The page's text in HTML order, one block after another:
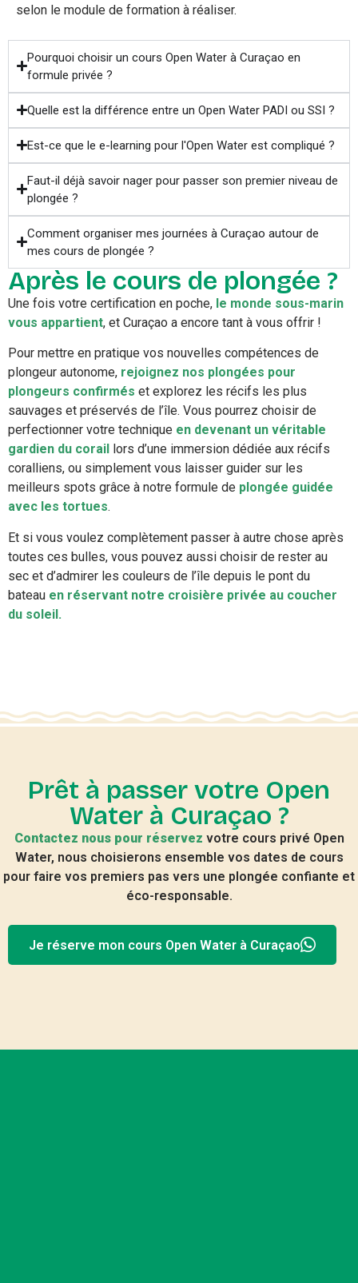
selon le module de formation à réaliser.
Pourquoi choisir un cours Open Water à Curaçao en
formule privée ?
Quelle est la différence entre un Open Water PADI ou SSI ?
Est-ce que le e-learning pour l'Open Water est compliqué ?
Faut-il déjà savoir nager pour passer son premier niveau de
plongée ?
Comment organiser mes journées à Curaçao autour de
mes cours de plongée ?
Après le cours de plongée ?
Une fois votre certification en poche, le monde sous-marin
vous appartient, et Curaçao a encore tant à vous offrir !
Pour mettre en pratique vos nouvelles compétences de
plongeur autonome, rejoignez nos plongées pour
plongeurs confirmés et explorez les récifs les plus
sauvages et préservés de l’île. Vous pourrez choisir de
perfectionner votre technique en devenant un véritable
gardien du corail
lors d’une immersion dédiée aux récifs
coralliens, ou simplement vous laisser guider sur les
meilleurs spots grâce à notre formule de plongée guidée
avec les tortues.
Et si vous voulez complètement passer à autre chose après
toutes ces bulles, vous pouvez aussi choisir de rester au
sec et d’admirer les couleurs de l’île depuis le pont du
bateau en réservant notre croisière privée au coucher
du soleil.
Prêt à passer votre Open
Water à Curaçao ?
Contactez nous pour réservez votre cours privé Open
Water, nous choisierons ensemble vos dates de cours
pour faire vos premiers pas vers une plongée confiante et
éco-responsable.
Je réserve mon cours Open Water à Curaçao